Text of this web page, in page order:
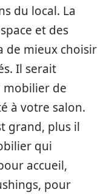
du local. La
et des
de mieux choisir
Il serait
mobilier de
à votre salon.
grand, plus il
qui
accueil,
pour